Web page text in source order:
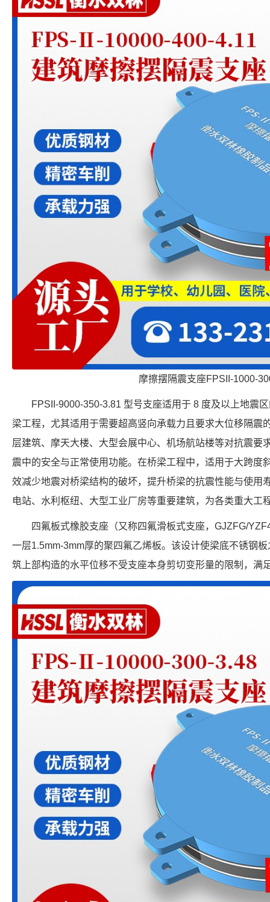
摩擦摆隔震支座FPSII-1000-
FPSII-9000-350-3.81 型号支座适用于 8 度及以上地震
梁工程，尤其适用于需要超高竖向承载力且要求大位移隔震
层建筑、摩天大楼、大型会展中心、机场航站楼等对抗震要
震中的安全与正常使用功能。在桥梁工程中，适用于大跨度
效减少地震对桥梁结构的破坏，提升桥梁的抗震性能与使用
电站、水利枢纽、大型工业厂房等重要建筑，为各类重大工
四氟板式橡胶支座（又称四氟滑板式支座，GJZFG/
一层1.5mm-3mm厚的聚四氟乙烯板。该设计使梁底不锈钢
筑上部构造的水平位移不受支座本身剪切变形量的限制，满